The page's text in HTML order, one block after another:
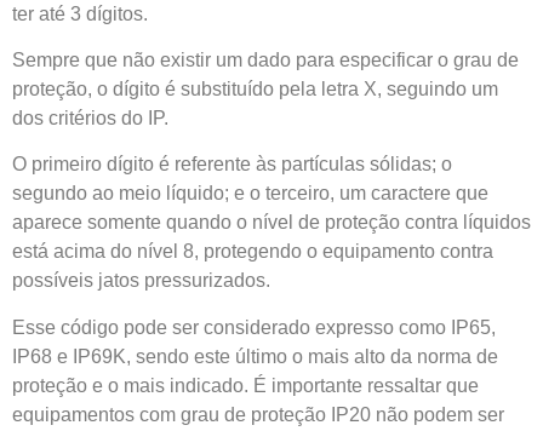
ter até 3 dígitos.
Sempre que não existir um dado para especificar o grau de
proteção, o dígito é substituído pela letra X, seguindo um
dos critérios do IP.
O primeiro dígito é referente às partículas sólidas; o
segundo ao meio líquido; e o terceiro, um caractere que
aparece somente quando o nível de proteção contra líquidos
está acima do nível 8, protegendo o equipamento contra
possíveis jatos pressurizados.
Esse código pode ser considerado expresso como IP65,
IP68 e IP69K, sendo este último o mais alto da norma de
proteção e o mais indicado. É importante ressaltar que
equipamentos com grau de proteção IP20 não podem ser